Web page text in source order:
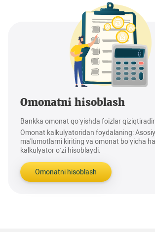
Omonatni hisoblash
Bankka omonat qo‘yishda foizlar
Omonat kalkulyatoridan foydalaning:
ma'lumotlarni kiriting va omonat bo‘yicha
kalkulyator o‘zi hisoblaydi.
Omonatni hisoblash